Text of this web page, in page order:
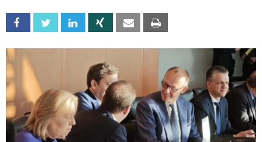
Facebook Twitter Linkedin Xing Email